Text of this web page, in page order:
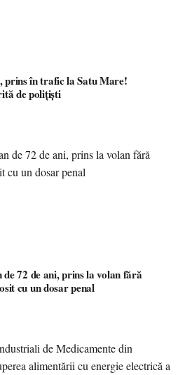
în trafic la Satu Mare!
de polițiști
72 de ani, prins la volan fără
cu un dosar penal